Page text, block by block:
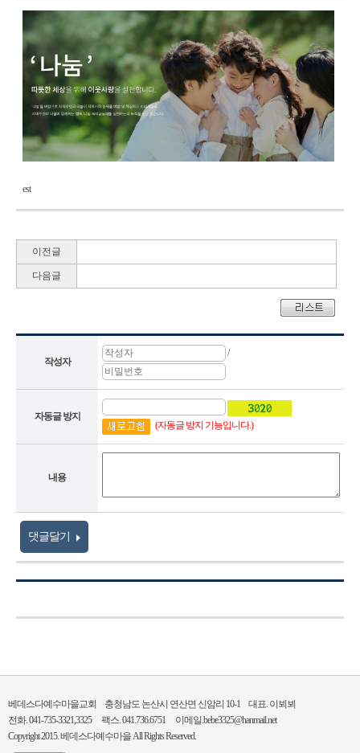
est
이전글
다음글
작성자
/
자동글 방지
(자동글 방지 기능입니다.)
내용
댓글달기
베데스다예수마을교회 충청남도 논산시 연산면 신암리 10-1 대표. 이뵈뵈
전화. 041-735-3321,3325 팩스. 041.736.6751 이메일.bebe3325@hanmail.net
Copyright 2015. 베데스다예수마을 All Rights Reserved.